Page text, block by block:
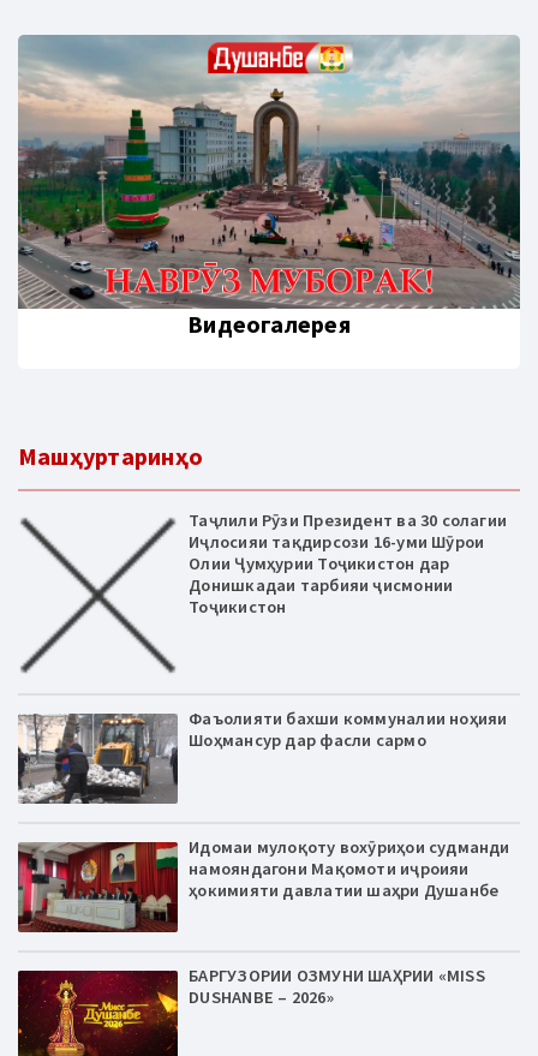
Видеогалерея
Машҳуртаринҳо
Таҷлили Рӯзи Президент ва 30 солагии
Иҷлосияи тақдирсози 16-уми Шӯрои
Олии Ҷумҳурии Тоҷикистон дар
Донишкадаи тарбияи ҷисмонии
Тоҷикистон
Фаъолияти бахши коммуналии ноҳияи
Шоҳмансур дар фасли сармо
Идомаи мулоқоту вохӯриҳои судманди
намояндагони Мақомоти иҷроияи
ҳокимияти давлатии шаҳри Душанбе
БАРГУЗОРИИ ОЗМУНИ ШАҲРИИ «MISS
DUSHANBE – 2026»